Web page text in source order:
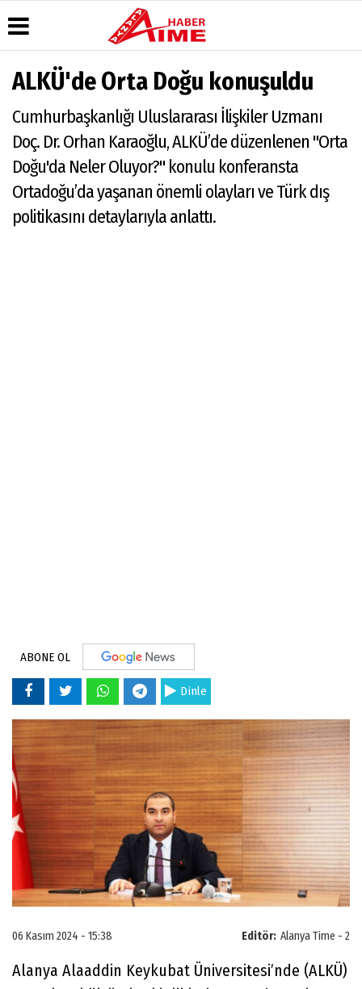
Haber
Arşivi
Dergi
Arşivi
Günün
Haberleri
Durumu
Gazete
Manşetleri
Anketler
Biyografiler
Yazarları
Video
Galeri
Foto
Galeri
TV
Moovit
Alanya-
Gazipaşa
& Antalya
Canlı Uçak
ALKÜ'de Orta Doğu konuşuldu
Cumhurbaşkanlığı Uluslararası İlişkiler Uzmanı
Doç. Dr. Orhan Karaoğlu, ALKÜ’de düzenlenen "Orta
Doğu'da Neler Oluyor?" konulu konferansta
Ortadoğu’da yaşanan önemli olayları ve Türk dış
politikasını detaylarıyla anlattı.
ABONE OL
Dinle
Editör: Alanya Time - 2
06 Kasım 2024 - 15:38
Alanya Alaaddin Keykubat Üniversitesi’nde (ALKÜ)